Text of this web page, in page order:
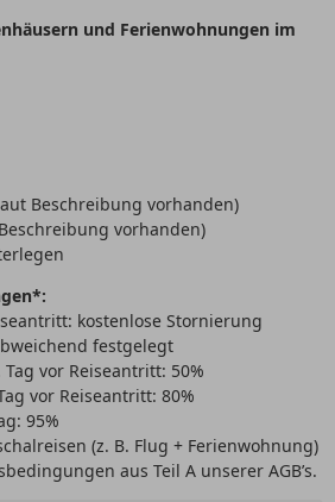
und Ferienwohnungen im
Beschreibung vorhanden)
vorhanden)
kostenlose Stornierung
festgelegt
vor Reiseantritt: 50%
vor Reiseantritt: 80%
95%
(z. B. Flug + Ferienwohnung)
aus Teil A unserer AGB’s.